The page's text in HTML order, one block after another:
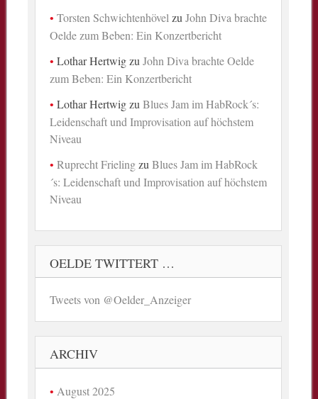
Torsten Schwichtenhövel zuJohn Diva brachte
Oelde zum Beben: Ein Konzertbericht
Lothar HertwigzuJohn Diva brachte Oelde
zum Beben: Ein Konzertbericht
Lothar HertwigzuBlues Jam im HabRock´s:
Leidenschaft und Improvisation auf höchstem
Niveau
Ruprecht FrielingzuBlues Jam im HabRock
´s: Leidenschaft und Improvisation auf höchstem
Niveau
OELDE TWITTERT …
Tweets von @Oelder_Anzeiger
ARCHIV
August 2025